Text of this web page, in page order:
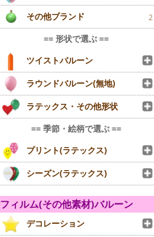
その他ブランド
2
== 形状で選ぶ ==
ツイストバルーン
ラウンドバルーン(無地)
ラテックス・その他形状
== 季節・絵柄で選ぶ ==
プリント(ラテックス)
シーズン(ラテックス)
フィルム(その他素材)バルーン
デコレーション